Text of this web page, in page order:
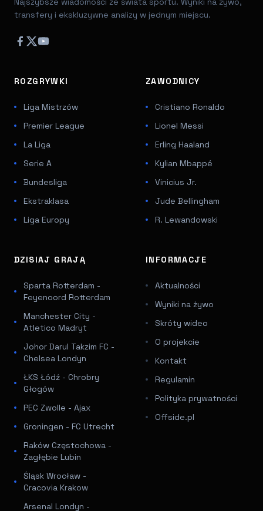
transfery i ekskluzywne analizy w jednym miejscu.
ROZGRYWKI
Liga Mistrzów
Premier League
La Liga
Serie A
Bundesliga
Ekstraklasa
Liga Europy
ZAWODNICY
Cristiano Ronaldo
Lionel Messi
Erling Haaland
Kylian Mbappé
Vinicius Jr.
Jude Bellingham
R. Lewandowski
DZISIAJ GRAJĄ
Sparta Rotterdam -
Feyenoord Rotterdam
Manchester City -
Atletico Madryt
Johor Darul Takzim FC -
Chelsea Londyn
ŁKS Łódź - Chrobry
Głogów
PEC Zwolle - Ajax
Groningen - FC Utrecht
Raków Częstochowa -
Zagłębie Lubin
Śląsk Wrocław -
Cracovia Krakow
Arsenal Londyn -
INFORMACJE
Aktualności
Wyniki na żywo
Skróty wideo
O projekcie
Kontakt
Regulamin
Polityka prywatności
Offside.pl